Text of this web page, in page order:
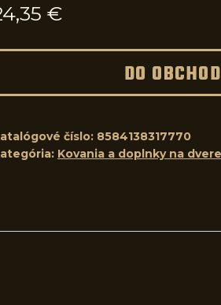
€
DO
číslo: 8584138317770
Kovania a doplnky na